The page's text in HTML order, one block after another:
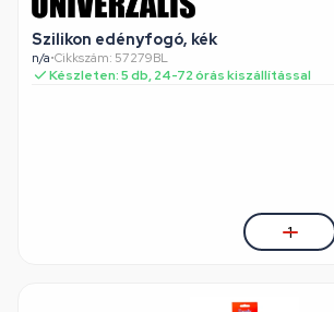
Szilikon edényfogó, kék
n/a•Cikkszám: 57279BL
Készleten: 5 db, 24-72 órás kiszállítással